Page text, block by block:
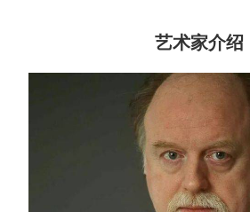
艺术家介绍